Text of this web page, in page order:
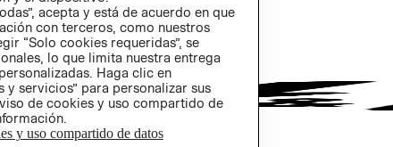
acepta y está de acuerdo en que
con terceros, como nuestros
“Solo cookies requeridas”, se
lo que limita nuestra entrega
Haga clic en
y servicios” para personalizar sus
de cookies y uso compartido de
y uso compartido de datos